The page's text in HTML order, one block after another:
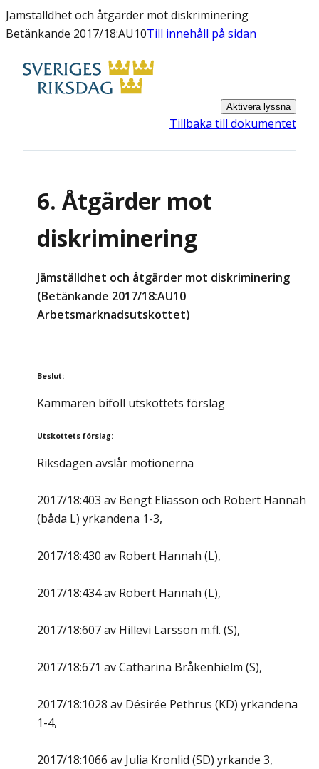
Jämställdhet och åtgärder mot diskriminering
Betänkande 2017/18:AU10Till innehåll på sidan
Aktivera lyssna
Tillbaka till dokumentet
6. Åtgärder mot
diskriminering
Jämställdhet och åtgärder mot diskriminering
(Betänkande 2017/18:AU10
Arbetsmarknadsutskottet)
Beslut:
Kammaren biföll utskottets förslag
Utskottets förslag:
Riksdagen avslår motionerna
2017/18:403 av Bengt Eliasson och Robert Hannah
(båda L) yrkandena 1-3,
2017/18:430 av Robert Hannah (L),
2017/18:434 av Robert Hannah (L),
2017/18:607 av Hillevi Larsson m.fl. (S),
2017/18:671 av Catharina Bråkenhielm (S),
2017/18:1028 av Désirée Pethrus (KD) yrkandena
1-4,
2017/18:1066 av Julia Kronlid (SD) yrkande 3,